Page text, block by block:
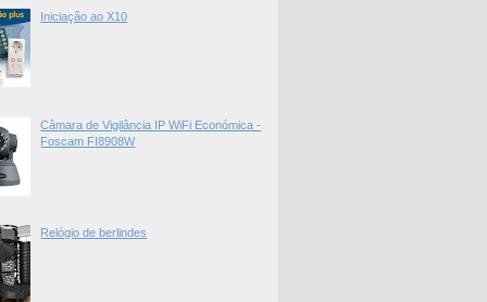
Iniciação ao X10
Câmara de Vigilância IP WiFi Económica -
Foscam FI8908W
Relógio de berlindes